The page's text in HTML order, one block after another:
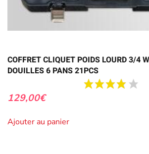
COFFRET CLIQUET POIDS LOURD 3/4
DOUILLES 6 PANS 21PCS
129,00€
Ajouter au panier